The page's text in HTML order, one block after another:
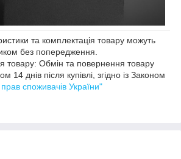
та комплектація товару можуть
без попередження.
товару: Обмін та повернення товару
14 днів після купівлі, згідно із Законом
споживачів України"